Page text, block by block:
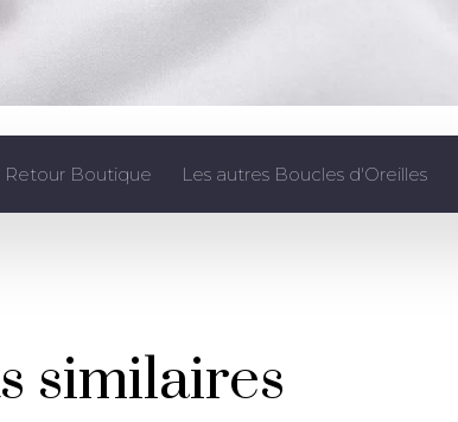
Retour Boutique Les autres Boucles d'Oreilles
similaires